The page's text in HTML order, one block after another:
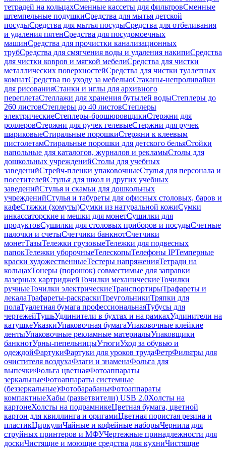
тетрадей на кольцахСменные кассеты для фильтровСменные
штемпельные подушкиСредства для мытья детской
посудыСредства для мытья посудыСредства для отбеливания
и удаления пятенСредства для посудомоечных
машинСредства для прочистки канализационных
трубСредства для смягчения воды и удаления накипиСредства
для чистки ковров и мягкой мебелиСредства для чистки
металлических поверхностейСредства для чистки туалетных
комнатСредства по уходу за мебельюСтаканы-непроливайки
для рисованияСтанки и иглы для архивного
переплетаСтеллажи для хранения бутылей водыСтеплеры до
260 листовСтеплеры до 40 листовСтеплеры
электрическиеСтеплеры-брошюровщикиСтержни для
роллеровСтержни для ручек гелевыеСтержни для ручек
шариковыеСтиральные порошкиСтержни к клеевым
пистолетамСтиральные порошки для детского бельяСтойки
напольные для каталогов, журналов и рекламыСтолы для
дошкольных учрежденийСтолы для учебных
заведенийСтрейч-пленки упаковочныеСтулья для персонала и
посетителейСтулья для школ и других учебных
заведенийСтулья и скамьи для дошкольных
учрежденийСтулья и табуреты для офисных столовых, баров и
кафеСтяжки (хомуты)Сумки из натуральной кожиСумки
инкассаторские и мешки для монетСушилки для
продуктовСушилки для столовых приборов и посудыСчетные
палочки и счетыСчетчики банкнотСчетчики
монетТазыТележки грузовыеТележки для подвесных
папокТележки уборочныеТелескопыТелефоны IPТемперные
краски художественныеТестеры напряженияТетради на
кольцахТонеры (порошок) совместимые для заправки
лазерных картриджейТочилки механическиеТочилки
ручныеТочилки электрическиеТранспортирыТрафареты и
лекалаТрафареты-раскраскиТреугольникиТряпки для
полаТуалетная бумага профессиональнаяТубусы для
чертежейТушьУдлинители в бухтах и на рамкахУдлинители на
катушкеУказкиУпаковочная бумагаУпаковочные клейкие
лентыУпаковочные рекламные материалыУпаковщики
банкнотУрны-пепельницыУтюгиУход за обувью и
одеждойФартукиФартуки для уроков трудаФетрФильтры для
очистителя воздухаФлаги и знаменаФольга для
выпечкиФольга цветнаяФотоаппараты
зеркальныеФотоаппараты системные
(беззеркальные)ФотобарабаныФотоаппараты
компактныеХабы (разветвители) USB 2.0Холсты на
картонеХолсты на подрамникеЦветная бумага, цветной
картон для квиллинга и оригамиЦветная пористая резина и
пластикЦиркулиЧайные и кофейные наборыЧернила для
струйных принтеров и МФУЧертежные принадлежности для
доскиЧистящие и моющие средства для кухниЧистящие